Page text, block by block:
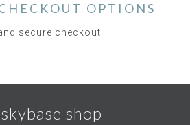
OPTIONS
secure checkout
shop